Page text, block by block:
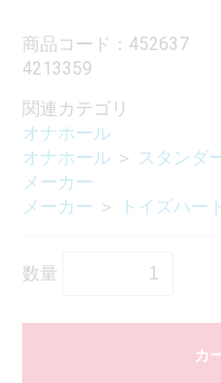
商品コード：452637
4213359
関連カテゴリ
オナホール
オナホール ＞ スタンダ
メーカー
メーカー ＞ トイズハート
数量
カ